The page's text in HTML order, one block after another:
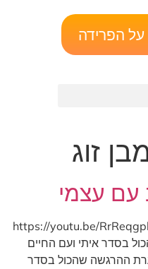
הפרידה
זוג
עם עצמי
https://youtu.be/
בסדר איתי ועם החיים
ההרגשה שהכול בסדר